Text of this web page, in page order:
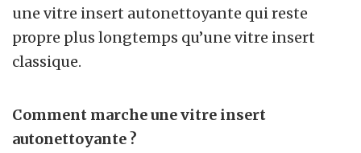
une vitre insert autonettoyante qui reste
propre plus longtemps qu’une vitre insert
classique.
Comment marche une vitre insert
autonettoyante ?